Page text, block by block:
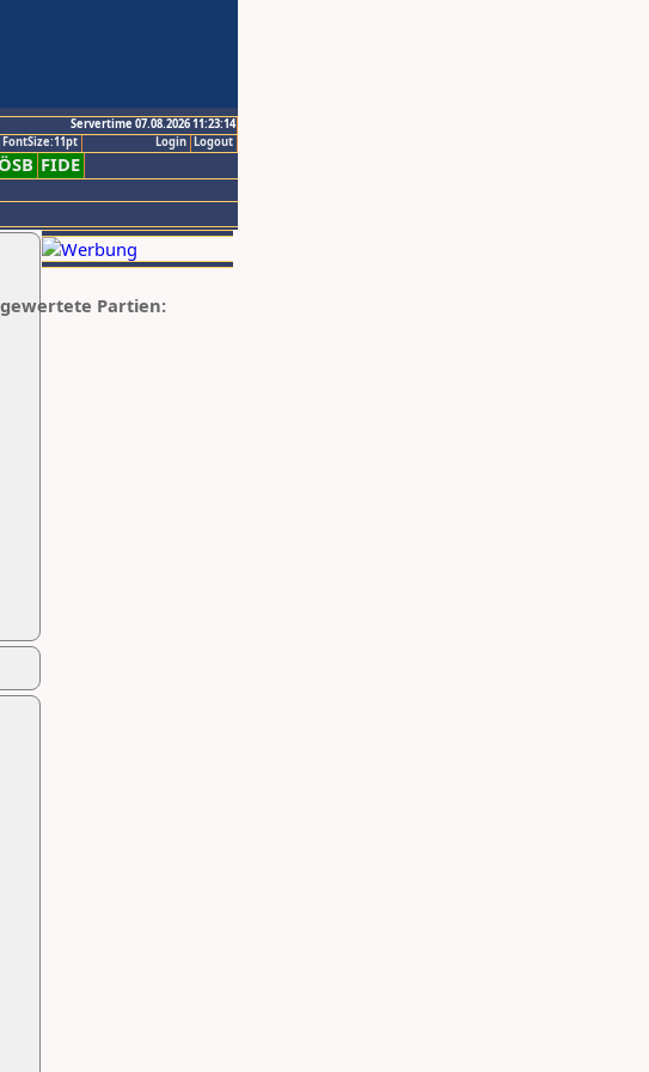
Servertime 07.08.2026 11:23:14
Logout
Login
FontSize:11pt
FIDE
gewertete Partien: